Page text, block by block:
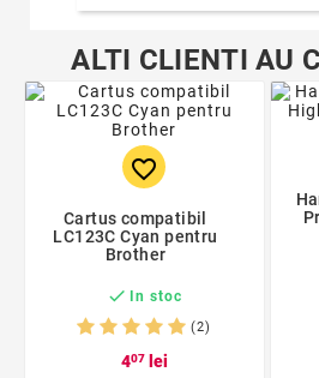
ALTI CLIENTI AU
favorite_border
Cartus compatibil
LC123C Cyan pentru
Brother
 In stoc
(2)
407lei